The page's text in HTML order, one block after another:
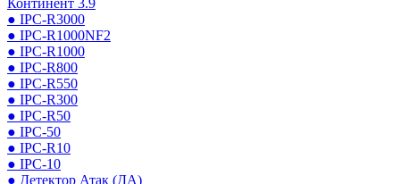
● IPC-R3000
● IPC-R1000NF2
● IPC-R1000
● IPC-R800
● IPC-R550
● IPC-R300
● IPC-R50
● IPC-50
● IPC-R10
● IPC-10
● Детектор Атак (ДА)